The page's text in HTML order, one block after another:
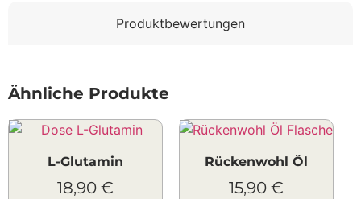
Produktbewertungen
Ähnliche Produkte
L-Glutamin
18,90 €
Rückenwohl Öl
15,90 €